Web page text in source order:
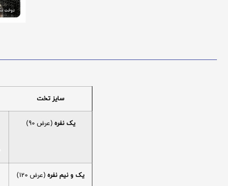
سایز تخت
یک نفره (عرض 90)
یک و نیم نفره (عرض 120)